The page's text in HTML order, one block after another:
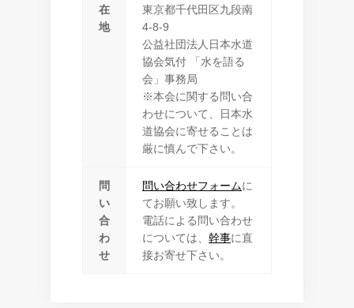
在
地
東京都千代田区九段南
4-8-9
公益社団法人日本水道
協会気付 「水を語る
会」事務局
※本会に関する問い合
わせについて、日本水
道協会に寄せることは
厳に慎んで下さい。
問
い
合
わ
せ
問い合わせフォームに
てお願い致します。
電話による問い合わせ
については、 幹事に直
接お寄せ下さい。